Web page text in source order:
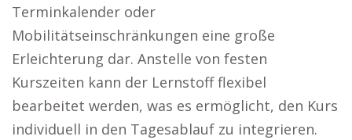
Terminkalender oder
Mobilitätseinschränkungen eine große
Erleichterung dar. Anstelle von festen
Kurszeiten kann der Lernstoff flexibel
bearbeitet werden, was es ermöglicht, den Kurs
individuell in den Tagesablauf zu integrieren.